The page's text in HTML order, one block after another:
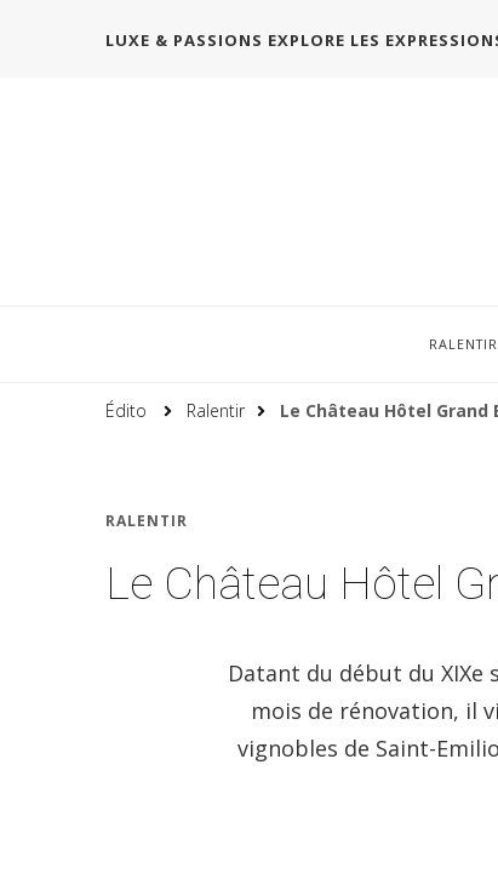
LUXE & PASSIONS EXPLORE LES
RALENTIR
Édito Ralentir Le Château Hôtel Grand
RALENTIR
Le Château Hôtel
Datant du début du XIXe
mois de rénovation, il
vignobles de Saint-